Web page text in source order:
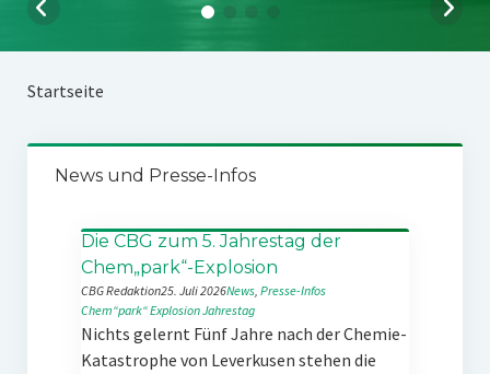
Startseite
News und Presse-Infos
Die CBG zum 5. Jahrestag der
Chem„park“-Explosion
CBG Redaktion25. Juli 2026News, Presse-Infos
Chem“park“ExplosionJahrestag
Nichts gelernt Fünf Jahre nach der Chemie-
Katastrophe von Leverkusen stehen die